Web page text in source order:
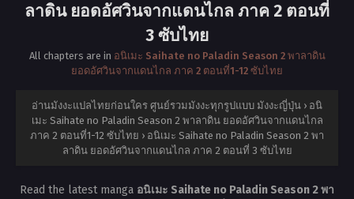
ลาดิน ยอดอัศวินจากแดนไกล ภาค 2 ตอนที่
3 ซับไทย
All chapters are in อนิเมะ Saihate no Paladin Season 2 พาลาดิน
ยอดอัศวินจากแดนไกล ภาค 2 ตอนที่1-12 ซับไทย
อ่านมังงะแปลไทยก่อนใคร ศูนย์รวมมังงะทุกรูปแบบ มังงะญี่ปุ่น › อนิ
เมะ Saihate no Paladin Season 2 พาลาดิน ยอดอัศวินจากแดนไกล
ภาค 2 ตอนที่1-12 ซับไทย › อนิเมะ Saihate no Paladin Season 2 พา
ลาดิน ยอดอัศวินจากแดนไกล ภาค 2 ตอนที่ 3 ซับไทย
Read the latest manga อนิเมะ Saihate no Paladin Season 2 พา